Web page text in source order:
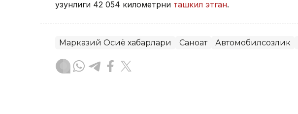
узунлиги 42 054 километрни ташкил этган.
Марказий Осиё хабарлари Саноат Автомобилсозлик